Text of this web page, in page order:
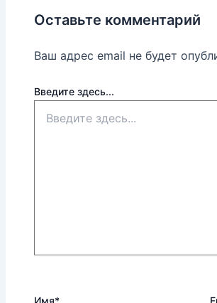
Оставьте комментарий
Ваш адрес email не будет
Введите здесь...
Имя*